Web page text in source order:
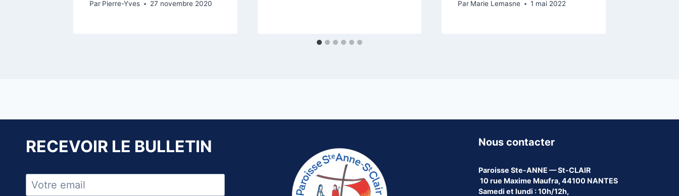
Par Pierre-Yves 27 novembre 2020 Par Marie Lemasne 1 mai 2022
RECEVOIR LE BULLETIN Nous contacter
Paroisse Ste-ANNE — St-CLAIR
10 rue Maxime Maufra, 44100 NANTES
Samedi et lundi : 10h/12h,